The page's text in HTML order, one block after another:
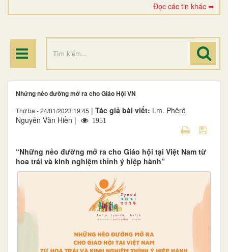
Đọc các tin khác ➥
ĐIỂM HÀNH HƯƠNG
Những nẻo đường mở ra cho Giáo Hội VN
Thứ ba - 24/01/2023 19:45 | Tác giả bài viết: Lm. Phêrô
Nguyễn Văn Hiền |
1951
“Những nẻo đường mở ra cho Giáo hội tại Việt Nam từ
hoa trái và kinh nghiệm thỉnh ý hiệp hành”